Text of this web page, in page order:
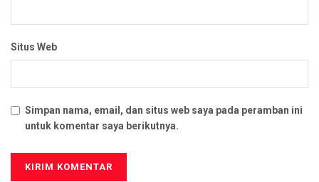
Situs Web
Simpan nama, email, dan situs web saya pada peramban ini
untuk komentar saya berikutnya.